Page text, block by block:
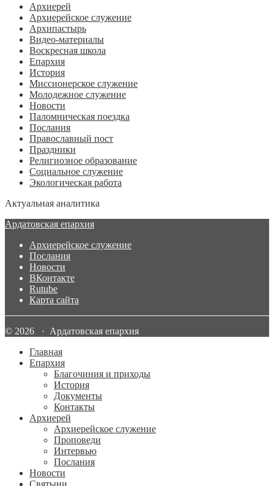
Архиерей
Архиерейское служение
Архипастырь
Видео-материалы
Воскресная школа
Епархия
История
Миссионерское служение
Молодежное служение
Новости
Паломническая поездка
Послания
Православный пост
Праздники
Религиозное образование
Социальное служение
Экологическая работа
Актуальная аналитика
Ардатовская епархия
Архиерейское служение
Послания
Новости
ВКонтакте
Rutube
Карта сайта
© 2026 · Ардатовская епархия
Главная
Епархия
Благочиния и приходы
История
Документы
Контакты
Архиерей
Архиерейское служение
Проповеди
Интервью
Послания
Новости
Святыни